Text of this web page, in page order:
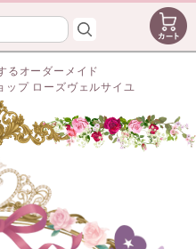
るオーダーメイド
ップ ローズヴェルサイユ